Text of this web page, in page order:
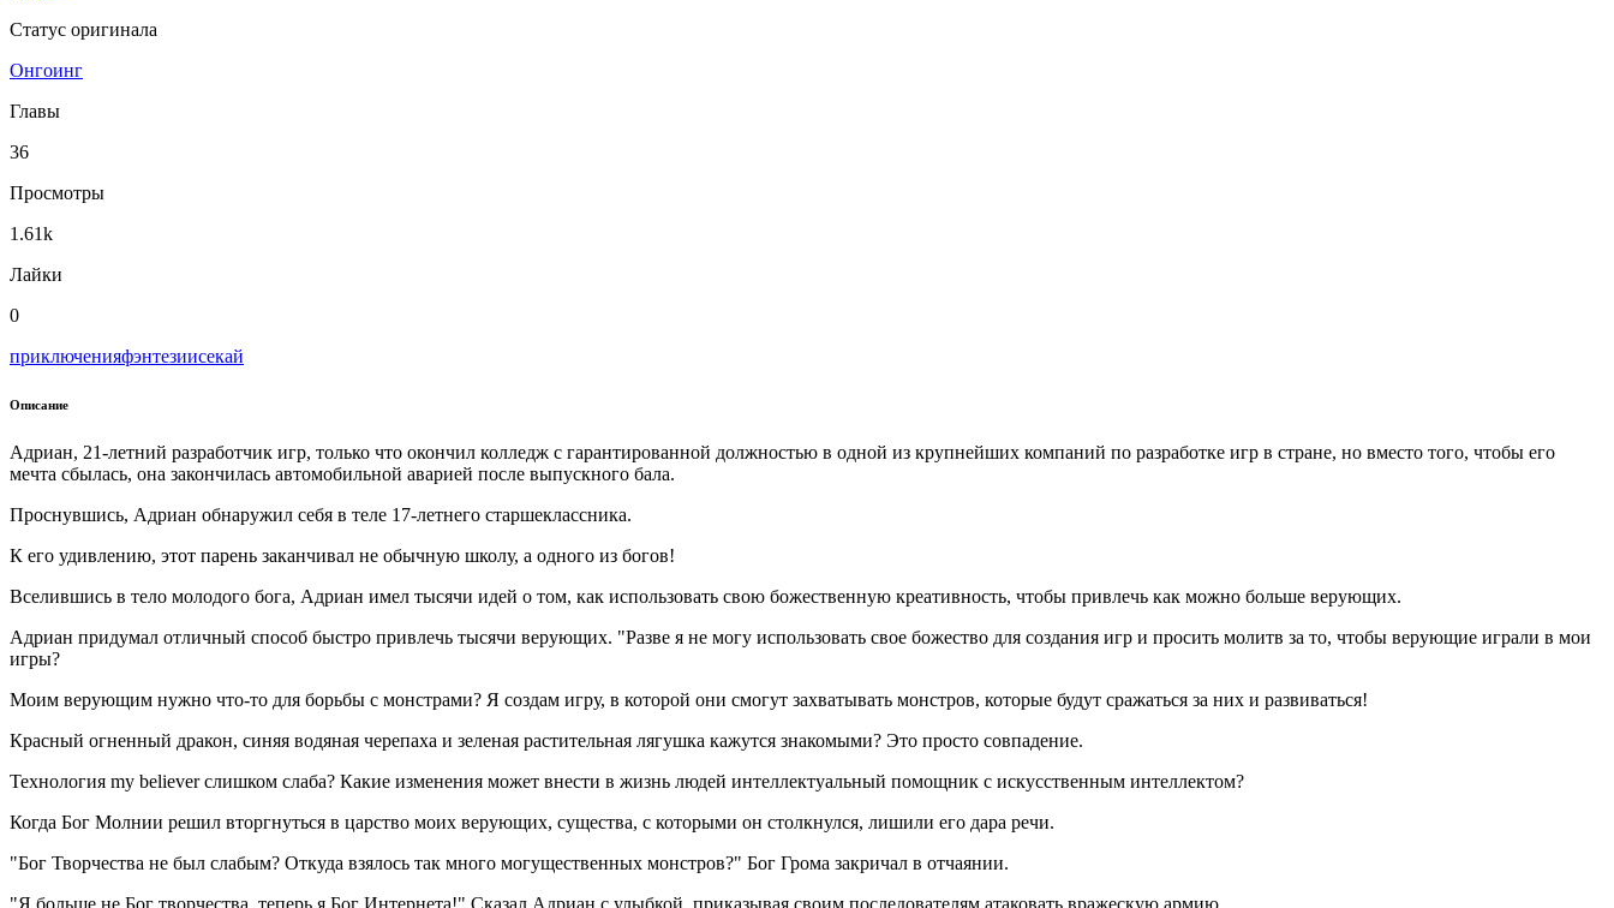
Статус оригинала
Онгоинг
Главы
36
Просмотры
1.61k
Лайки
0
приключенияфэнтезиисекай
Описание
Адриан, 21-летний разработчик игр, только что окончил колледж с гарантированной должностью в одной из крупнейших компаний по разработке игр в стране, но вместо того, чтобы его
мечта сбылась, она закончилась автомобильной аварией после выпускного бала.
Проснувшись, Адриан обнаружил себя в теле 17-летнего старшеклассника.
К его удивлению, этот парень заканчивал не обычную школу, а одного из богов!
Вселившись в тело молодого бога, Адриан имел тысячи идей о том, как использовать свою божественную креативность, чтобы привлечь как можно больше верующих.
Адриан придумал отличный способ быстро привлечь тысячи верующих. "Разве я не могу использовать свое божество для создания игр и просить молитв за то, чтобы верующие играли в мои
игры?
Моим верующим нужно что-то для борьбы с монстрами? Я создам игру, в которой они смогут захватывать монстров, которые будут сражаться за них и развиваться!
Красный огненный дракон, синяя водяная черепаха и зеленая растительная лягушка кажутся знакомыми? Это просто совпадение.
Технология my believer слишком слаба? Какие изменения может внести в жизнь людей интеллектуальный помощник с искусственным интеллектом?
Когда Бог Молнии решил вторгнуться в царство моих верующих, существа, с которыми он столкнулся, лишили его дара речи.
"Бог Творчества не был слабым? Откуда взялось так много могущественных монстров?" Бог Грома закричал в отчаянии.
"Я больше не Бог творчества, теперь я Бог Интернета!" Сказал Адриан с улыбкой, приказывая своим последователям атаковать вражескую армию.